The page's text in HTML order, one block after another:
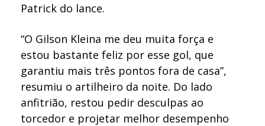
Patrick do lance.
“O Gilson Kleina me deu muita força e
estou bastante feliz por esse gol, que
garantiu mais três pontos fora de casa”,
resumiu o artilheiro da noite. Do lado
anfitrião, restou pedir desculpas ao
torcedor e projetar melhor desempenho